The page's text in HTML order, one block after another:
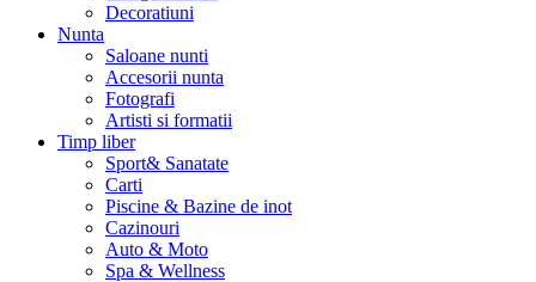
Decoratiuni
Nunta
Saloane nunti
Accesorii nunta
Fotografi
Artisti si formatii
Timp liber
Sport& Sanatate
Carti
Piscine & Bazine de inot
Cazinouri
Auto & Moto
Spa & Wellness